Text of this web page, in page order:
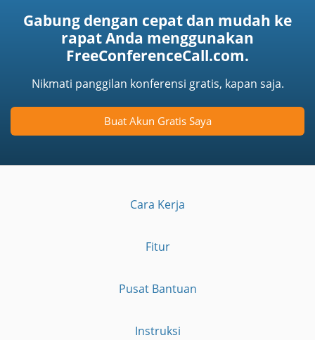
Gabung dengan cepat dan mudah ke
rapat Anda menggunakan
FreeConferenceCall.com.
Nikmati panggilan konferensi gratis, kapan saja.
Buat Akun Gratis Saya
Cara Kerja
Fitur
Pusat Bantuan
Instruksi